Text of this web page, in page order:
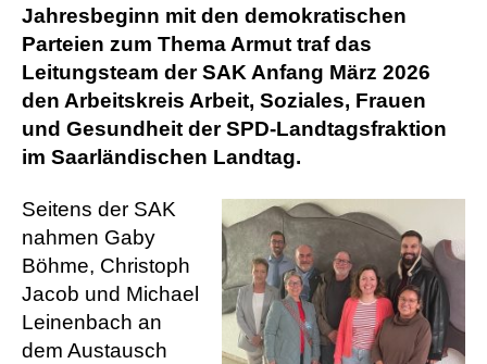
Jahresbeginn mit den demokratischen
Parteien zum Thema Armut traf das
Leitungsteam der SAK Anfang März 2026
den Arbeitskreis Arbeit, Soziales, Frauen
und Gesundheit der SPD-Landtagsfraktion
im Saarländischen Landtag.
Seitens der SAK
nahmen Gaby
Böhme, Christoph
Jacob und Michael
Leinenbach an
dem Austausch